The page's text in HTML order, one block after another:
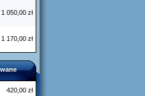
1 050,00 zł
1 170,00 zł
420,00 zł